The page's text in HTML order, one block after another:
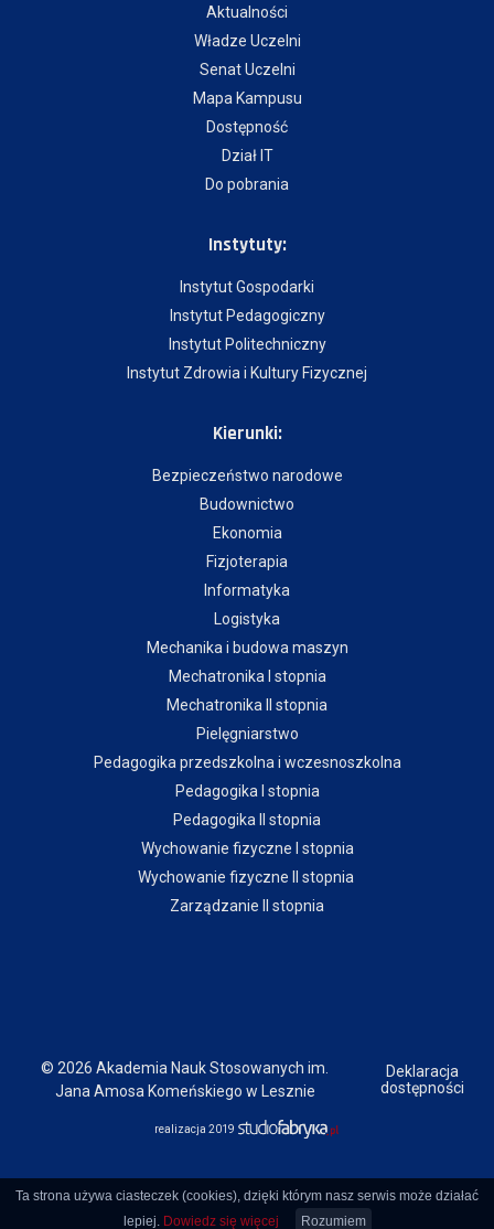
Aktualności
Władze Uczelni
Senat Uczelni
Mapa Kampusu
Dostępność
Dział IT
Do pobrania
Instytuty:
Instytut Gospodarki
Instytut Pedagogiczny
Instytut Politechniczny
Instytut Zdrowia i Kultury Fizycznej
Kierunki:
Bezpieczeństwo narodowe
Budownictwo
Ekonomia
Fizjoterapia
Informatyka
Logistyka
Mechanika i budowa maszyn
Mechatronika I stopnia
Mechatronika II stopnia
Pielęgniarstwo
Pedagogika przedszkolna i wczesnoszkolna
Pedagogika I stopnia
Pedagogika II stopnia
Wychowanie fizyczne I stopnia
Wychowanie fizyczne II stopnia
Zarządzanie II stopnia
© 2026 Akademia Nauk Stosowanych im.
Jana Amosa Komeńskiego w Lesznie
Deklaracja
dostępności
realizacja 2019
Ta strona używa ciasteczek (cookies), dzięki którym nasz serwis może działać
lepiej. Dowiedz się więcej Rozumiem